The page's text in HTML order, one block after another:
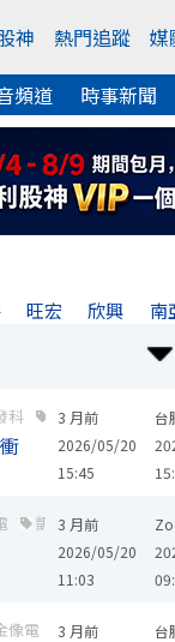
神 熱門追蹤 媒
頻道 時事新聞
旺宏 欣興 南
科 立隆電
3 月前
2026/05/20
15:45
台
凱美 南亞科
3 月前
2026/05/20
11:03
像電 技嘉
3 月前
台